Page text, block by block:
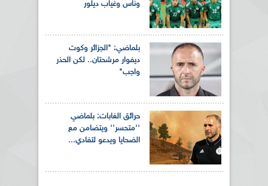
وناس وغياب ديلور
بلماضي: "الجزائر وكوت
ديفوار مرشحتان.. لكن الحذر
واجب"
حرائق الغابات: بلماضي
''متحسر'' ويتضامن مع
الضحايا ويدعو لتفادي...